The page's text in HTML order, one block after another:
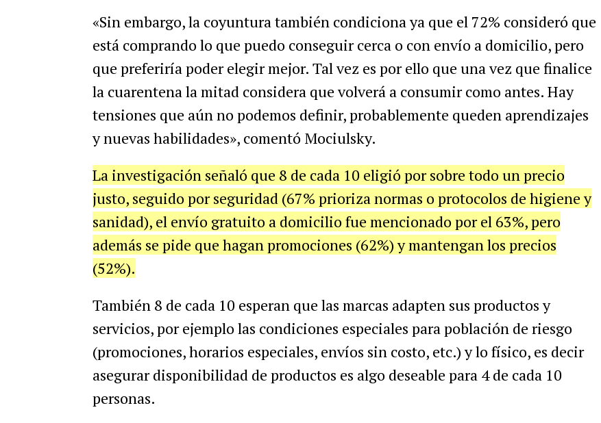
«Sin embargo, la coyuntura también condiciona ya que el 72% consideró que
está comprando lo que puedo conseguir cerca o con envío a domicilio, pero
que preferiría poder elegir mejor. Tal vez es por ello que una vez que finalice
la cuarentena la mitad considera que volverá a consumir como antes. Hay
tensiones que aún no podemos definir, probablemente queden aprendizajes
y nuevas habilidades», comentó Mociulsky.
La investigación señaló que 8 de cada 10 eligió por sobre todo un precio
justo, seguido por seguridad (67% prioriza normas o protocolos de higiene y
sanidad), el envío gratuito a domicilio fue mencionado por el 63%, pero
además se pide que hagan promociones (62%) y mantengan los precios
(52%).
También 8 de cada 10 esperan que las marcas adapten sus productos y
servicios, por ejemplo las condiciones especiales para población de riesgo
(promociones, horarios especiales, envíos sin costo, etc.) y lo físico, es decir
asegurar disponibilidad de productos es algo deseable para 4 de cada 10
personas.